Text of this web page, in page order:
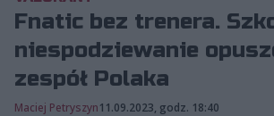
Fnatic bez trenera.
niespodziewanie
zespół Polaka
Maciej Petryszyn11.09.2023, godz. 18:40